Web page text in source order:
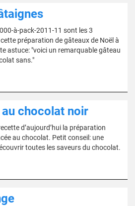
à-pack-2011-11 sont les 3
préparation de gâteaux de Noël à
astuce: "voici un remarquable gâteau
sans."
chocolat noir
d’aujourd’hui la préparation
au chocolat. Petit conseil: une
toutes les saveurs du chocolat.